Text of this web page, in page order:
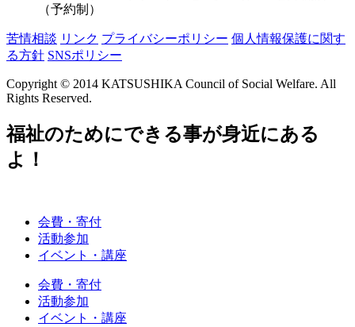
（予約制）
苦情相談 リンク プライバシーポリシー 個人情報保護に関す
る方針 SNSポリシー
Copyright © 2014 KATSUSHIKA Council of Social Welfare. All
Rights Reserved.
福祉のためにできる事が身近にある
よ！
会費・寄付
活動参加
イベント・講座
会費・寄付
活動参加
イベント・講座